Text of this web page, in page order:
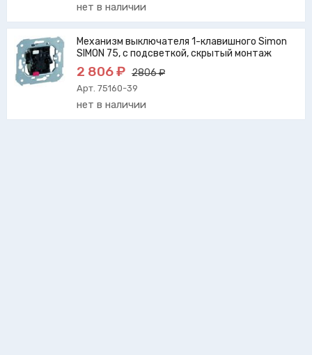
нет в наличии
Механизм выключателя 1-клавишного Simon
SIMON 75, с подсветкой, скрытый монтаж
2 806 ₽ 2806 ₽
Арт. 75160-39
нет в наличии